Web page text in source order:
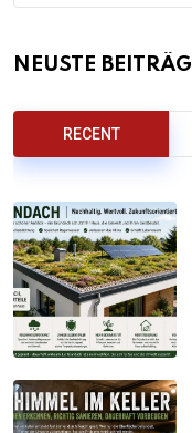
NEUSTE
RECENT